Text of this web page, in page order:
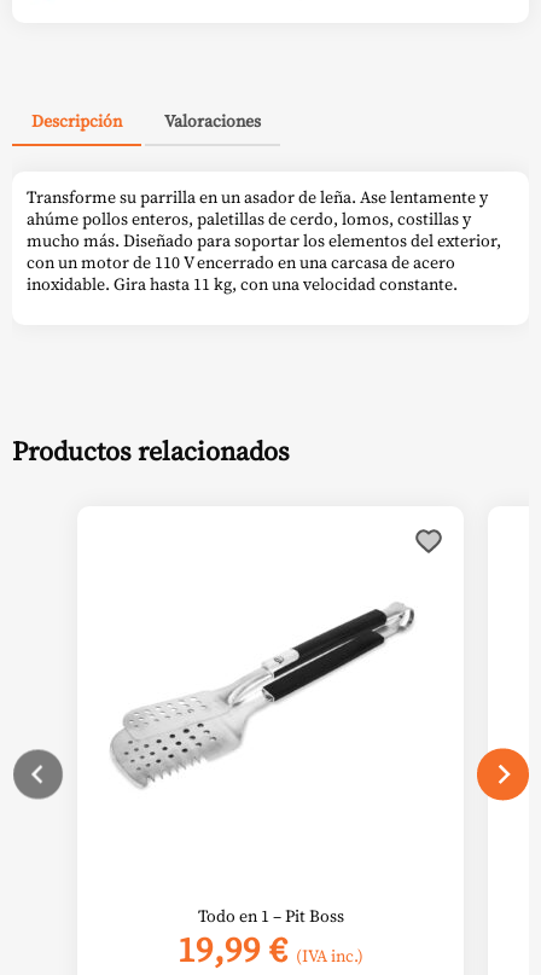
Descripción Valoraciones
Transforme su parrilla en un asador de leña. Ase lentamente y
ahúme pollos enteros, paletillas de cerdo, lomos, costillas y
mucho más. Diseñado para soportar los elementos del exterior,
con un motor de 110 V encerrado en una carcasa de acero
inoxidable. Gira hasta 11 kg, con una velocidad constante.
Productos relacionados
Todo en 1 – Pit Boss
19,99€ (IVA inc.)